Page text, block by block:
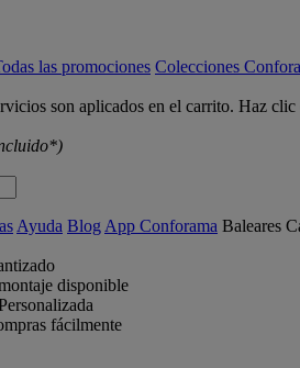
las promociones Colecciones
son aplicados en el carrito. Haz
Ayuda Blog App Conforama Baleares
disponible
fácilmente